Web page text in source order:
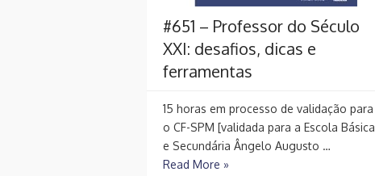
#651 – Professor do Século
XXI: desafios, dicas e
ferramentas
15 horas em processo de validação para
o CF-SPM [validada para a Escola Básica
e Secundária Ângelo Augusto …
Read More »